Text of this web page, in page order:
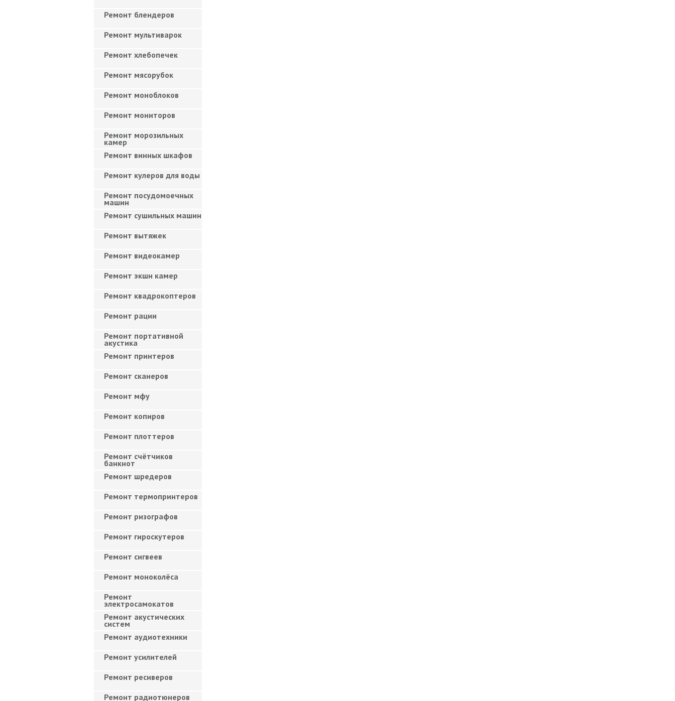
Ремонт блендеров
Ремонт мультиварок
Ремонт хлебопечек
Ремонт мясорубок
Ремонт моноблоков
Ремонт мониторов
Ремонт морозильных
камер
Ремонт винных шкафов
Ремонт кулеров для воды
Ремонт посудомоечных
машин
Ремонт сушильных машин
Ремонт вытяжек
Ремонт видеокамер
Ремонт экшн камер
Ремонт квадрокоптеров
Ремонт рации
Ремонт портативной
акустика
Ремонт принтеров
Ремонт сканеров
Ремонт мфу
Ремонт копиров
Ремонт плоттеров
Ремонт счётчиков
банкнот
Ремонт шредеров
Ремонт термопринтеров
Ремонт ризографов
Ремонт гироскутеров
Ремонт сигвеев
Ремонт моноколёса
Ремонт
электросамокатов
Ремонт акустических
систем
Ремонт аудиотехники
Ремонт усилителей
Ремонт ресиверов
Ремонт радиотюнеров